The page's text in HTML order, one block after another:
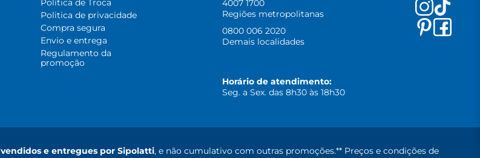
Política de Troca
Politica de privacidade
Compra segura
Envio e entrega
Regulamento da
promoção
4007 1700
Regiões metropolitanas
0800 006 2020
Demais localidades
Horário de atendimento:
Seg. a Sex. das 8h30 às 18h30
vendidos e entregues por Sipolatti, e não cumulativo com outras promoções.** Preços e condições de